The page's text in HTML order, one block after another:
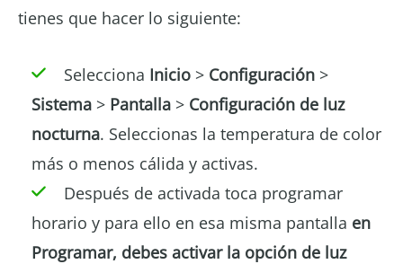
tienes que hacer lo siguiente:
Selecciona Inicio > Configuración >
Sistema > Pantalla > Configuración de luz
nocturna. Seleccionas la temperatura de color
más o menos cálida y activas.
Después de activada toca programar
horario y para ello en esa misma pantalla en
Programar, debes activar la opción de luz